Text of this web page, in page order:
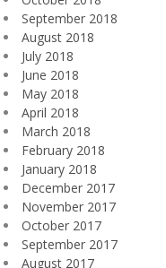
September 2018
August 2018
July 2018
June 2018
May 2018
April 2018
March 2018
February 2018
January 2018
December 2017
November 2017
October 2017
September 2017
August 2017